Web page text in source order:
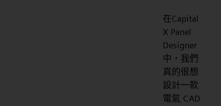
在Capital
X Panel
Designer
中，我們
真的很想
設計一款
電氣 CAD